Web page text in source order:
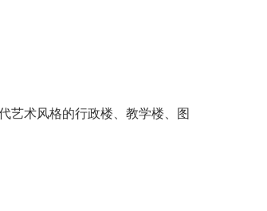
艺术风格的行政楼、教学楼、图